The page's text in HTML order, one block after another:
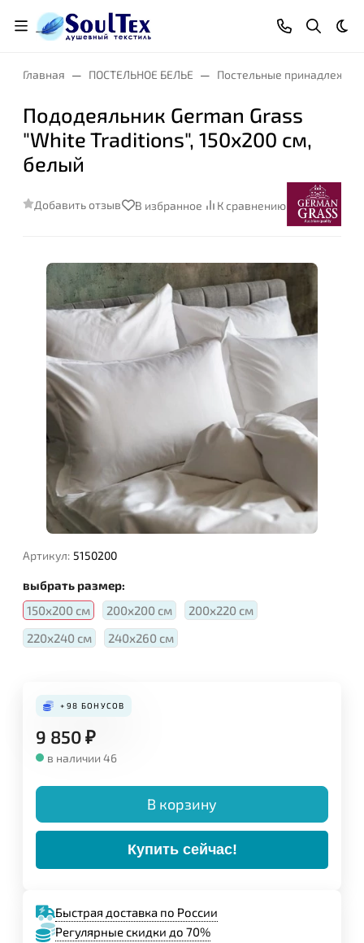
Главная ПОСТЕЛЬНОЕ БЕЛЬЕ Постельные
Пододеяльник German Grass
"White Traditions", 150x200 см,
белый
Добавить отзыв В избранное К сравнению
Артикул: 5150200
выбрать размер:
150х200 см
200х200 см
200х220 см
220х240 см
240х260 см
+98 БОНУСОВ
9 850₽
в наличии 46
В корзину
Купить сейчас!
Быстрая доставка по России
Регулярные скидки до 70%